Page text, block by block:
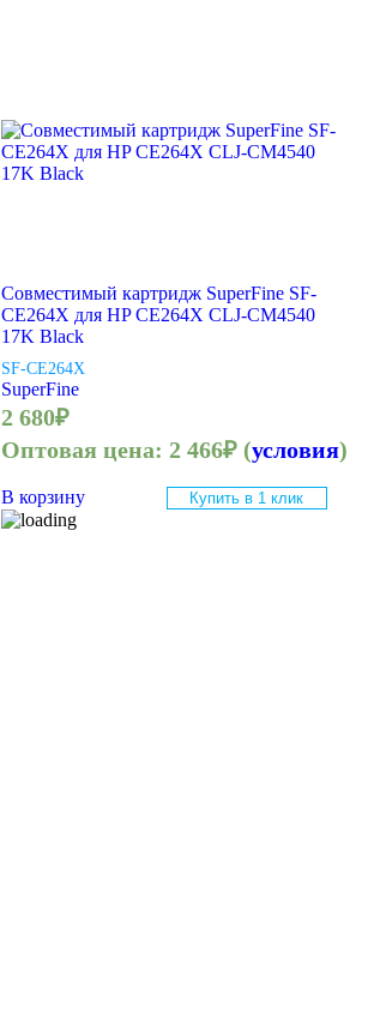
Совместимый картридж SuperFine SF-
CE264X для HP CE264X CLJ-CM4540
17K Black
SF-CE264X
SuperFine
2 680₽
Оптовая цена: 2 466₽(условия)
В корзину Купить в 1 клик